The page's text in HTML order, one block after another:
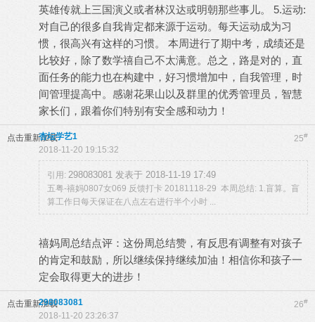
英雄传就上三国演义或者林汉达或明朝那些事儿。 5.运动:
对自己的很多自我肯定都来源于运动。每天运动成为习
惯，很高兴有这样的习惯。 本周进行了期中考，成绩还是
比较好，除了数学禧自己不太满意。总之，路是对的，直
面任务的能力也在构建中，好习惯增加中，自我管理，时
间管理提高中。感谢花果山以及群里的优秀管理员，智慧
家长们，跟着你们特别有安全感和动力！
点击重新加载 25#
杏坛学艺1
2018-11-20 19:15:32
引用: 298083081 发表于 2018-11-19 17:49
五粤-禧妈0807女069 反馈打卡 20181118-29 本周总结: 1.盲算。盲
算工作日每天保证在八点左右进行半个小时 ...
禧妈周总结点评：这份周总结赞，有反思有调整有对孩子
的肯定和鼓励，所以继续保持继续加油！相信你和孩子一
定会取得更大的进步！
点击重新加载 26#
298083081
2018-11-20 23:26:37